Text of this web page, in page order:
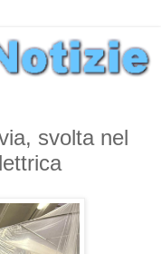
svolta nel